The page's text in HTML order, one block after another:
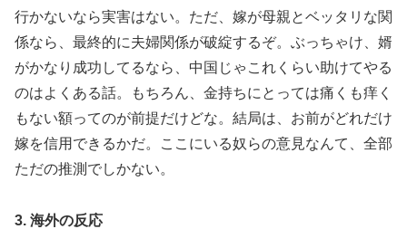
行かないなら実害はない。ただ、嫁が母親とベッタリな関
係なら、最終的に夫婦関係が破綻するぞ。ぶっちゃけ、婿
がかなり成功してるなら、中国じゃこれくらい助けてやる
のはよくある話。もちろん、金持ちにとっては痛くも痒く
もない額ってのが前提だけどな。結局は、お前がどれだけ
嫁を信用できるかだ。ここにいる奴らの意見なんて、全部
ただの推測でしかない。
3. 海外の反応